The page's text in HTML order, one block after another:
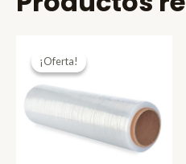
¡Oferta!
¡Oferta!